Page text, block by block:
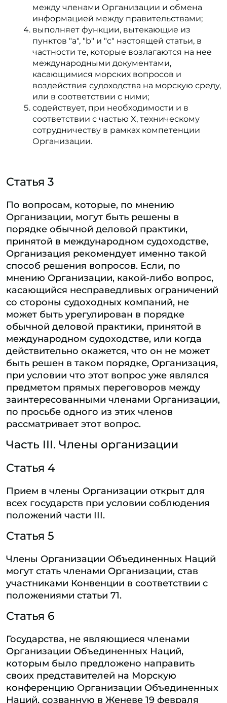
между членами Организации и обмена
информацией между правительствами;
выполняет функции, вытекающие из
пунктов "a", "b" и "c" настоящей статьи, в
частности те, которые возлагаются на нее
международными документами,
касающимися морских вопросов и
воздействия судоходства на морскую среду,
или в соответствии с ними;
содействует, при необходимости и в
соответствии с частью X, техническому
сотрудничеству в рамках компетенции
Организации.
Статья 3
По вопросам, которые, по мнению
Организации, могут быть решены в
порядке обычной деловой практики,
принятой в международном судоходстве,
Организация рекомендует именно такой
способ решения вопросов. Если, по
мнению Организации, какой-либо вопрос,
касающийся несправедливых ограничений
со стороны судоходных компаний, не
может быть урегулирован в порядке
обычной деловой практики, принятой в
международном судоходстве, или когда
действительно окажется, что он не может
быть решен в таком порядке, Организация,
при условии что этот вопрос уже являлся
предметом прямых переговоров между
заинтересованными членами Организации,
по просьбе одного из этих членов
рассматривает этот вопрос.
Часть III. Члены организации
Статья 4
Прием в члены Организации открыт для
всех государств при условии соблюдения
положений части III.
Статья 5
Члены Организации Объединенных Наций
могут стать членами Организации, став
участниками Конвенции в соответствии с
положениями статьи 71.
Статья 6
Государства, не являющиеся членами
Организации Объединенных Наций,
которым было предложено направить
своих представителей на Морскую
конференцию Организации Объединенных
Наций, созванную в Женеве 19 февраля